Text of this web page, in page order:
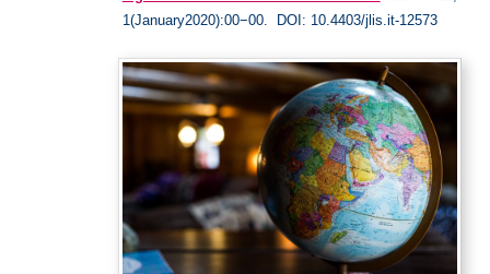
1(January2020):00−00. DOI: 10.4403/jlis.it-12573